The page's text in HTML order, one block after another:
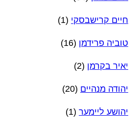
חיים קרישבסקי (1)
טוביה פרידמן (16)
יאיר בקרמן (2)
יהודה מנהיים (20)
יהושע ליימער (1)